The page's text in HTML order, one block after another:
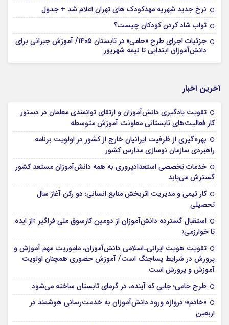
نرخ جدید شهریه مهدکودک های تهران اعلام شد + جدول
ثواب شاد کردن کودکان چیست؟
جزئیات اجرای طرح «حامی» در تابستان ۱۴۰۵/ آموزش جبرانی برای
دانش‌آموزان ابتدایی تا نیمه شهریور
آخرین اخبار
تقویت یادگیری دانش‌آموزان و ارتقای توانمندی معلمان در دستور
کار فعالیت‌های تابستانی معاونت آموزش متوسطه
بهره‌گیری از ظرفیت ایرانیان خارج از کشور در اولویت برنامه
راهبردی سازمان نوسازی مدارس کشور
خدمات تخصصی استعدادپروری به همه دانش‌آموزان مستعد کشور
گسترش می‌یابد
کار تیمی و مدیریت اثربخش منابع انسانی؛ دو رکن آغاز سال
تحصیلی
استقبال گسترده دانش‌آموزان از دومین کارسوق ملی فراگیر «از ایده
تا خوارزمی»
تقویت هویت ایرانی‌ـ‌اسلامی دانش‌آموزان، ماموریت مهم آموزش و
پرورش در شرایط پساجنگ است/ آموزش حضوری همچنان اولویت
آموزش و پرورش است
طرح حامی؛ جایی که آینده، در گرمای تابستان ساخته می‌شود
«خادم»؛ دروازه ورود دانش‌آموزان به خدمت‌رسانی هوشمند در
اربعین